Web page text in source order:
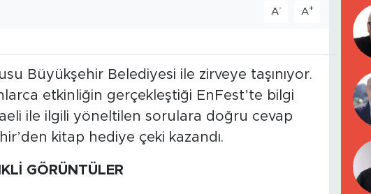
A- A+
Büyükşehir Belediyesi ile zirveye taşınıyor.
etkinliğin gerçekleştiği EnFest’te bilgi
ile ilgili yöneltilen sorulara doğru cevap
kitap hediye çeki kazandı.
GÖRÜNTÜLER